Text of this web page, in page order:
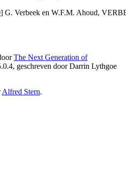
] G. Verbeek en W.F.M. Ahoud,
The Next Generation of
geschreven door Darrin Lythgoe
Alfred Stern.